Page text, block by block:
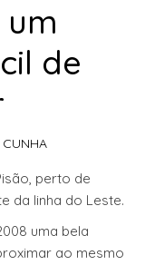
de
perto de
da linha do Leste.
uma bela
ao mesmo